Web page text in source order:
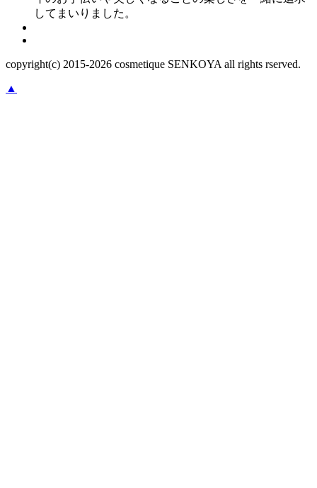
してまいりました。
copyright(c) 2015-2026 cosmetique SENKOYA all rights rserved.
▲